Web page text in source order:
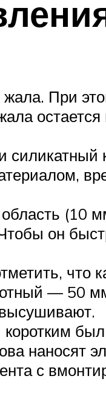
жала. При
(10
он
что
— 50
наносят
с